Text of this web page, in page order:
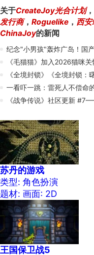
关于CreateJoy光合计划，
发行商， Roguelike ， 西安
ChinaJoy的新闻
纪念"小男孩"轰炸广岛！国
《毛猫猫》加入2026猫咪关
《全境封锁》《全境封锁
一看吓一跳：雷死人不偿命
《战争传说》社区更新
苏丹的游戏
类型: 角色扮演
题材: 画面: 2D
王国保卫战5